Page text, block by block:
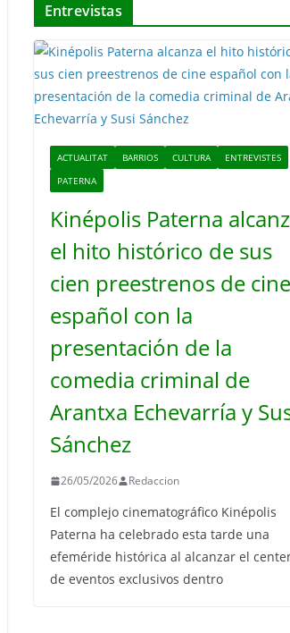
d
Entrevistas
ACTUALITAT BARRIOS CULTURA
ENTREVISTES
PATERNA
Kinépolis Paterna
el hito histórico de sus
cien preestrenos de cine
español con la
presentación de la
comedia criminal de
Arantxa Echevarría y
Sánchez
26/05/2026 Redaccion
El complejo cinematográfico Kinépolis
Paterna ha celebrado esta tarde una
efeméride histórica al alcanzar el
de eventos exclusivos dentro